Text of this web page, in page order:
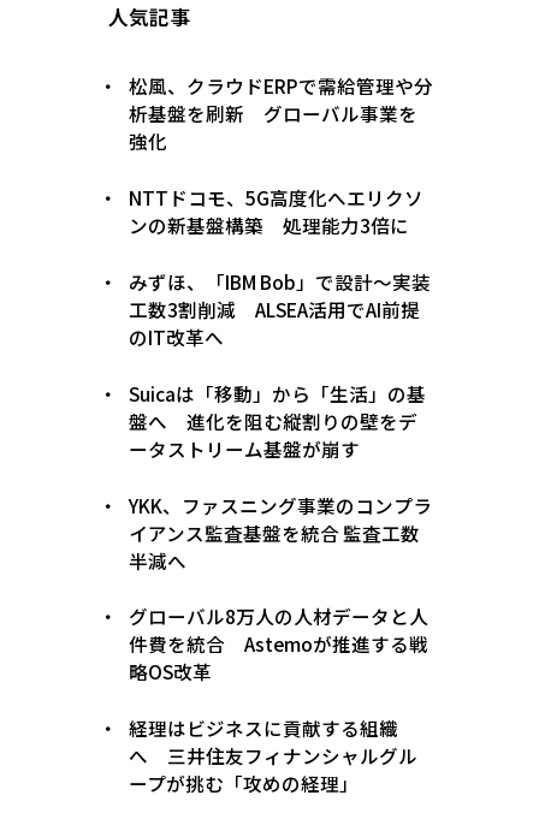
人気記事
松風、クラウドERPで需給管理や分
析基盤を刷新 グローバル事業を
強化
NTTドコモ、5G高度化へエリクソ
ンの新基盤構築 処理能力3倍に
みずほ、「IBM Bob」で設計〜実装
工数3割削減 ALSEA活用でAI前提
のIT改革へ
Suicaは「移動」から「生活」の基
盤へ 進化を阻む縦割りの壁をデ
ータストリーム基盤が崩す
YKK、ファスニング事業のコンプラ
イアンス監査基盤を統合 監査工数
半減へ
グローバル8万人の人材データと人
件費を統合 Astemoが推進する戦
略OS改革
経理はビジネスに貢献する組織
へ 三井住友フィナンシャルグル
ープが挑む「攻めの経理」